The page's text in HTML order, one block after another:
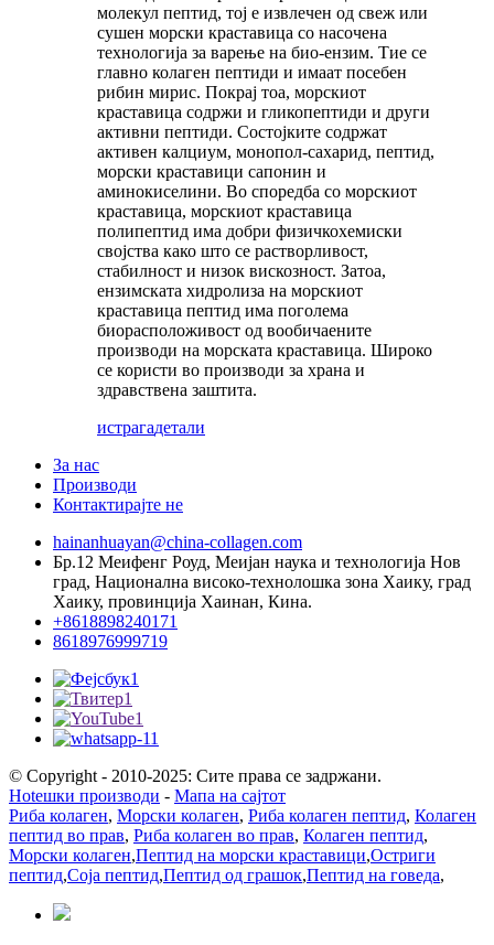
молекул пептид, тој е извлечен од свеж или
сушен морски краставица со насочена
технологија за варење на био-ензим. Тие се
главно колаген пептиди и имаат посебен
рибин мирис. Покрај тоа, морскиот
краставица содржи и гликопептиди и други
активни пептиди. Состојките содржат
активен калциум, монопол-сахарид, пептид,
морски краставици сапонин и
аминокиселини. Во споредба со морскиот
краставица, морскиот краставица
полипептид има добри физичкохемиски
својства како што се растворливост,
стабилност и низок вискозност. Затоа,
ензимската хидролиза на морскиот
краставица пептид има поголема
биорасположивост од вообичаените
производи на морската краставица. Широко
се користи во производи за храна и
здравствена заштита.
истрагадетали
За нас
Производи
Контактирајте не
hainanhuayan@china-collagen.com
Бр.12 Меифенг Роуд, Меијан наука и технологија Нов
град, Национална високо-технолошка зона Хаику, град
Хаику, провинција Хаинан, Кина.
+8618898240171
8618976999719
© Copyright - 2010-2025: Сите права се задржани.
Hotешки производи - Мапа на сајтот
Риба колаген, Морски колаген, Риба колаген пептид, Колаген
пептид во прав, Риба колаген во прав, Колаген пептид,
Морски колаген,Пептид на морски краставици,Остриги
пептид,Соја пептид,Пептид од грашок,Пептид на говеда,